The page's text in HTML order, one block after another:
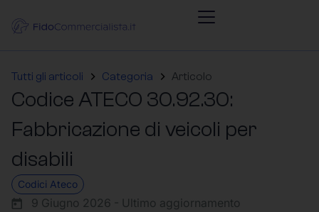
Tutti gli articoli Categoria Articolo
Codice ATECO 30.92.30:
Fabbricazione di veicoli per
disabili
Codici Ateco
9 Giugno 2026 - Ultimo aggiornamento